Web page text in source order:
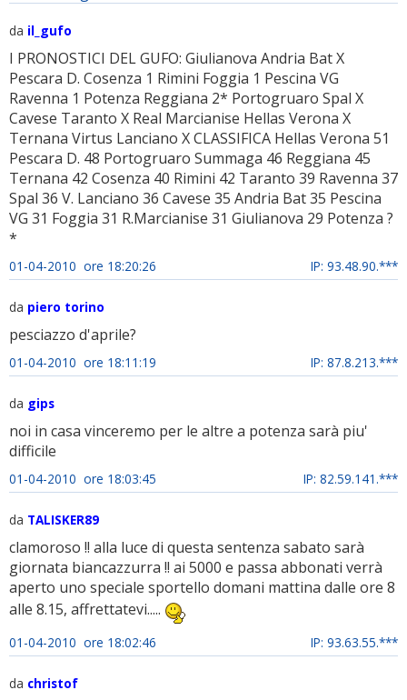
da il_gufo
I PRONOSTICI DEL GUFO: Giulianova Andria Bat X
Pescara D. Cosenza 1 Rimini Foggia 1 Pescina VG
Ravenna 1 Potenza Reggiana 2* Portogruaro Spal X
Cavese Taranto X Real Marcianise Hellas Verona X
Ternana Virtus Lanciano X CLASSIFICA Hellas Verona 51
Pescara D. 48 Portogruaro Summaga 46 Reggiana 45
Ternana 42 Cosenza 40 Rimini 42 Taranto 39 Ravenna 37
Spal 36 V. Lanciano 36 Cavese 35 Andria Bat 35 Pescina
VG 31 Foggia 31 R.Marcianise 31 Giulianova 29 Potenza ?
*
01-04-2010 ore 18:20:26 IP: 93.48.90.***
da piero torino
pesciazzo d'aprile?
01-04-2010 ore 18:11:19 IP: 87.8.213.***
da gips
noi in casa vinceremo per le altre a potenza sarà piu'
difficile
01-04-2010 ore 18:03:45 IP: 82.59.141.***
da TALISKER89
clamoroso !! alla luce di questa sentenza sabato sarà
giornata biancazzurra !! ai 5000 e passa abbonati verrà
aperto uno speciale sportello domani mattina dalle ore 8
alle 8.15, affrettatevi.....
01-04-2010 ore 18:02:46 IP: 93.63.55.***
da christof